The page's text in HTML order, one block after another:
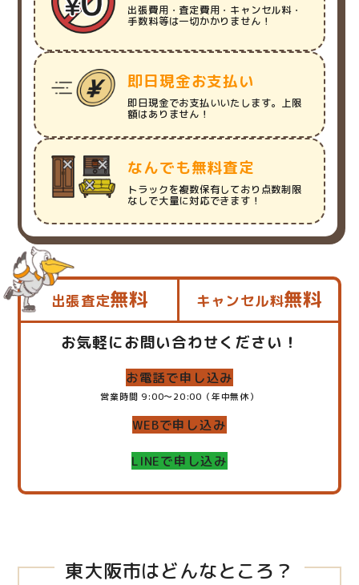
出張費用・査定費用・キャンセル料・
手数料等は一切かかりません！
即日現金お支払い
即日現金でお支払いいたします。上限
額はありません！
なんでも無料査定
トラックを複数保有しており点数制限
なしで大量に対応できます！
出張査定無料 キャンセル料無料
お気軽にお問い合わせください！
お電話で申し込み
営業時間 9:00～20:00（年中無休）
WEBで申し込み
LINEで申し込み
東大阪市はどんなところ？